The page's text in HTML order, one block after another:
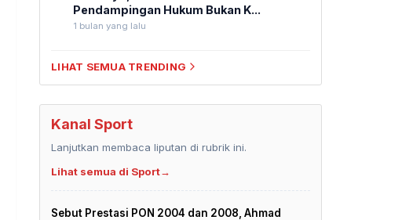
Pendampingan Hukum Bukan K...
1 bulan yang lalu
LIHAT SEMUA TRENDING
Kanal Sport
Lanjutkan membaca liputan di rubrik ini.
Lihat semua di Sport→
Sebut Prestasi PON 2004 dan 2008, Ahmad